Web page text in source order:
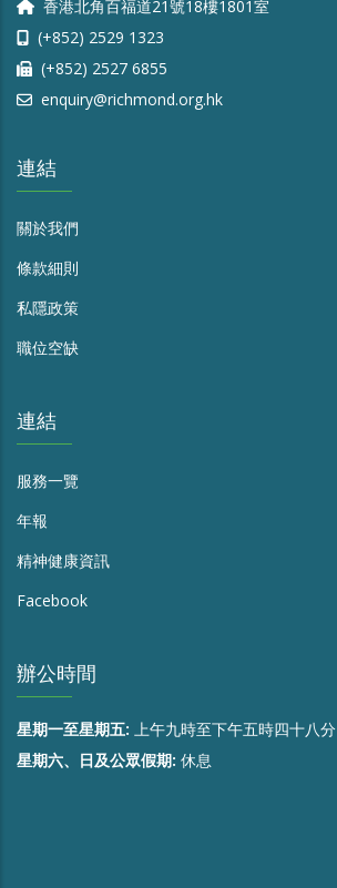
香港北角百福道21號18樓1801室
(+852) 2529 1323
(+852) 2527 6855
enquiry@richmond.org.hk
連結
關於我們
條款細則
私隱政策
職位空缺
連結
服務一覽
年報
精神健康資訊
Facebook
辦公時間
星期一至星期五: 上午九時至下午五時四十八分
星期六、日及公眾假期: 休息